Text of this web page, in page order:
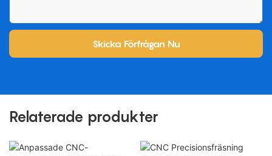
Skicka Förfrågan Nu
Relaterade produkter